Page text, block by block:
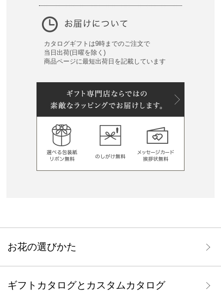
カタログギフトは9時までのご注文で
当日出荷(日曜を除く)
商品ページに最短出荷日を記載しています
お花の選びかた
ギフトカタログとカスタムカタログ